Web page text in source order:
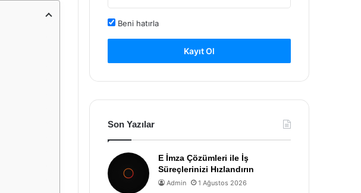
Beni hatırla
Kayıt Ol
Son Yazılar
E İmza Çözümleri ile İş
Süreçlerinizi Hızlandırın
Admin 1 Ağustos 2026